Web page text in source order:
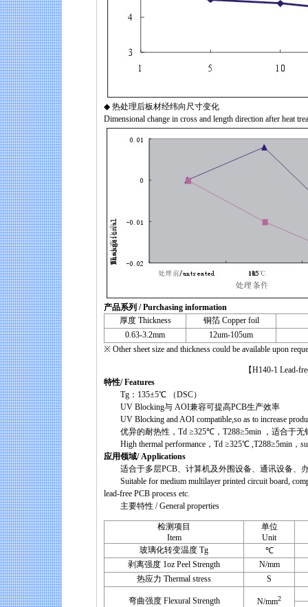
◆ 热处理后板材经纬向尺寸变化
Dimensional change in cross and length direction after heat
产品系列 / Purchasing information
厚度 Thickness
铜箔 Copper foil
0.63-3.2mm
12um-105um
※ Other sheet size and thickness could be available upon
【H140-1 Lead-free Anti-
特性/ Features
Tg：135±5℃ （DSC）
UV Blocking与 AOI兼容可提高PCB生产效率
UV Blocking and AOI compatible,so as to increase
优异的耐热性，Td ≥325℃，T288≥5min ，适合于无
High thermal performance，Td ≥325℃ ,T288≥5min，
应用领域/ Applications
适合于多层PCB、计算机及外围设备、通讯设备、
Suitable for medium multilayer printed circuit board,
lead-free PCB process etc.
主要特性 / General properties
检测项目
Item
单位
Unit
玻璃化转变温度 Tg
℃
剥离强度 1oz Peel Strength
N/mm
热应力 Thermal stress
S
弯曲强度 Flexural Strength N/mm2